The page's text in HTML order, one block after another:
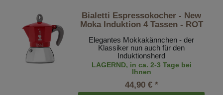
Bialetti Espressokocher - New
Moka Induktion 4 Tassen - ROT
Elegantes Mokkakännchen - der
Klassiker nun auch für den
Induktionsherd
LAGERND, in ca. 2-3 Tage bei
Ihnen
44,90 € *